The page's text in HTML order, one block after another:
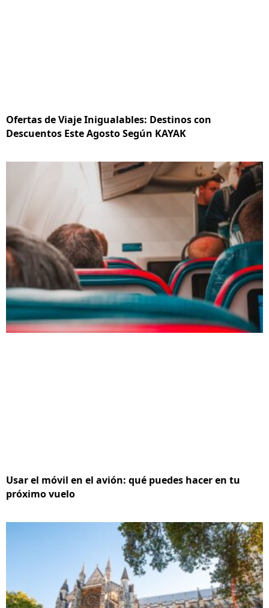
Ofertas de Viaje Inigualables: Destinos con
Descuentos Este Agosto Según KAYAK
Usar el móvil en el avión: qué puedes hacer en tu
próximo vuelo